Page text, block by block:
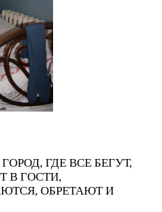
ГДЕ ВСЕ БЕГУТ,
В ГОСТИ,
ОБРЕТАЮТ И